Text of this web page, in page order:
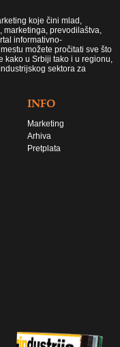
koje čini mlad,
marketinga, prevodilaštva,
informativno-
možete pročitati sve što
kako u Srbiji tako i u regionu,
sektora za
INFO
Marketing
Arhiva
Pretplata